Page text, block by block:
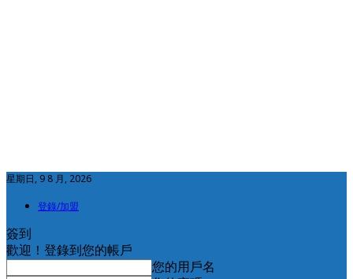
星期日, 9 8 月, 2026
登錄/加盟
簽到
歡迎！登錄到您的帳戶
您的用戶名